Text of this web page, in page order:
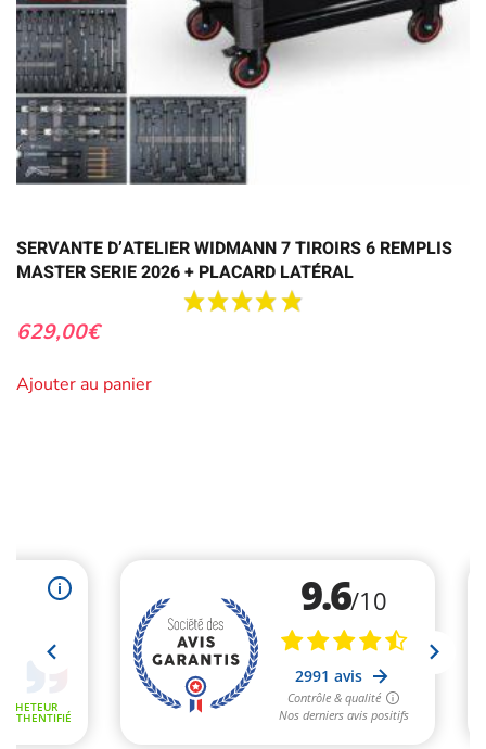
SERVANTE D’ATELIER WIDMANN 7 TIROIRS 6 REMPLIS
MASTER SERIE 2026 + PLACARD LATÉRAL
629,00€
Ajouter au panier